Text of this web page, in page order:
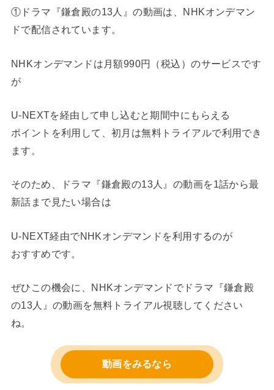
①ドラマ『鎌倉殿の13人』の動画は、NHKオンデマン
ドで配信されています。
NHKオンデマンドは月額990円（税込）のサービスです
が
U-NEXTを経由して申し込むと期間中にもらえる
ポイントを利用して、初月は無料トライアルで利用でき
ます。
そのため、ドラマ『鎌倉殿の13人』の動画を1話から最
新話まで見たい場合は
U-NEXT経由でNHKオンデマンドを利用するのが
おすすめです。
ぜひこの機会に、NHKオンデマンドでドラマ『鎌倉殿
の13人』の動画を無料トライアル視聴してください
ね。
動画をみるなら